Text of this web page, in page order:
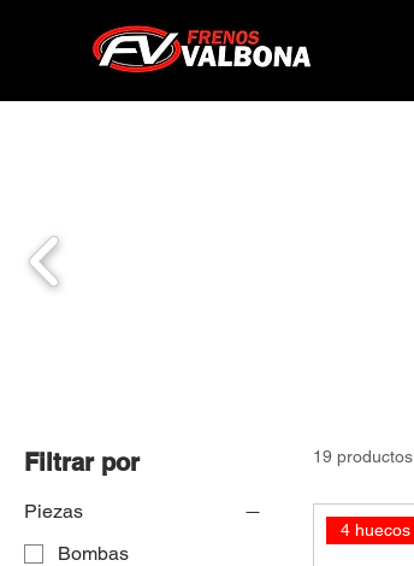
Filtrar por
Piezas
Bombas
19 productos
4 huecos